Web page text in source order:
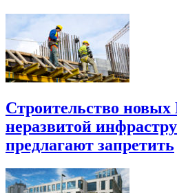
Строительство
неразвитой
предлагают запретить